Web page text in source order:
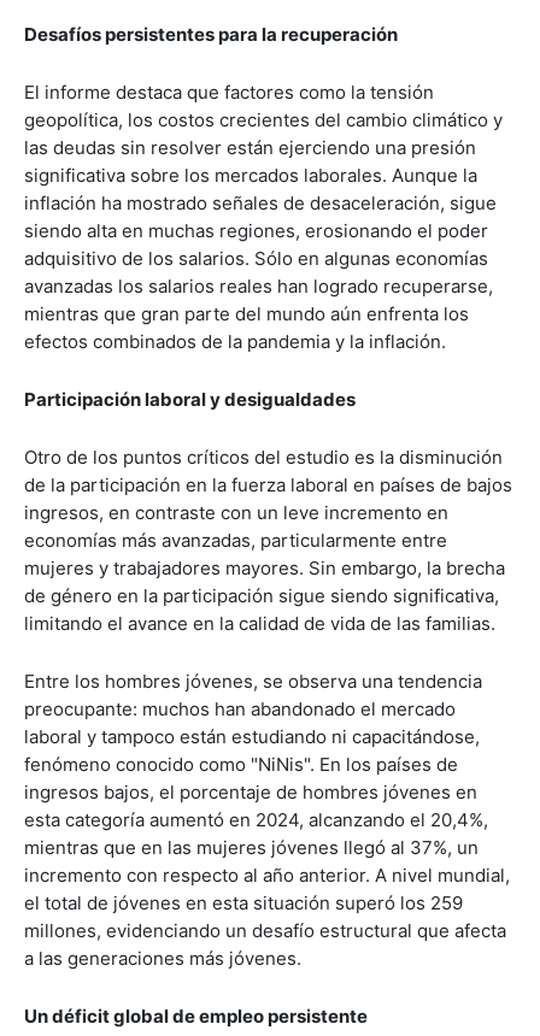
Desafíos persistentes para la recuperación
El informe destaca que factores como la tensión
geopolítica, los costos crecientes del cambio climático y
las deudas sin resolver están ejerciendo una presión
significativa sobre los mercados laborales. Aunque la
inflación ha mostrado señales de desaceleración, sigue
siendo alta en muchas regiones, erosionando el poder
adquisitivo de los salarios. Sólo en algunas economías
avanzadas los salarios reales han logrado recuperarse,
mientras que gran parte del mundo aún enfrenta los
efectos combinados de la pandemia y la inflación.
Participación laboral y desigualdades
Otro de los puntos críticos del estudio es la disminución
de la participación en la fuerza laboral en países de bajos
ingresos, en contraste con un leve incremento en
economías más avanzadas, particularmente entre
mujeres y trabajadores mayores. Sin embargo, la brecha
de género en la participación sigue siendo significativa,
limitando el avance en la calidad de vida de las familias.
Entre los hombres jóvenes, se observa una tendencia
preocupante: muchos han abandonado el mercado
laboral y tampoco están estudiando ni capacitándose,
fenómeno conocido como "NiNis". En los países de
ingresos bajos, el porcentaje de hombres jóvenes en
esta categoría aumentó en 2024, alcanzando el 20,4%,
mientras que en las mujeres jóvenes llegó al 37%, un
incremento con respecto al año anterior. A nivel mundial,
el total de jóvenes en esta situación superó los 259
millones, evidenciando un desafío estructural que afecta
a las generaciones más jóvenes.
Un déficit global de empleo persistente